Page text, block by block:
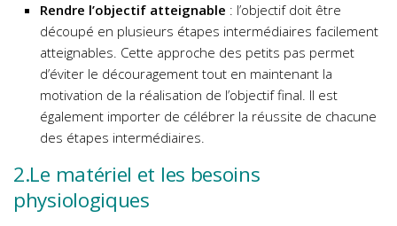
Rendre l’objectif atteignable : l’objectif doit être
découpé en plusieurs étapes intermédiaires facilement
atteignables. Cette approche des petits pas permet
d’éviter le découragement tout en maintenant la
motivation de la réalisation de l’objectif final. Il est
également importer de célébrer la réussite de chacune
des étapes intermédiaires.
2.Le matériel et les besoins
physiologiques